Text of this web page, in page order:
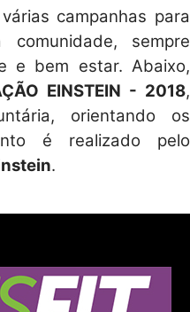
campanhas para
sempre
e bem estar. Abaixo,
EINSTEIN - 2018,
orientando os
é realizado pelo
.